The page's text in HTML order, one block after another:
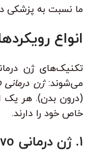
ما نسبت به پزشکی
انواع
تکنیک‌های ژن
می‌شوند:ژن درمانی ex vivo
(درون بدن). هر یک
خاص خود را دارند.
۱. ژن درمانی Ex Vivo (خارج از بدن)